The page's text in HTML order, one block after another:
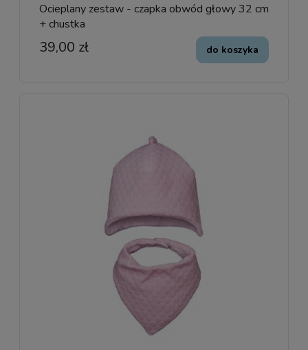
Ocieplany zestaw - czapka obwód głowy 32 cm
+ chustka
39,00 zł do koszyka